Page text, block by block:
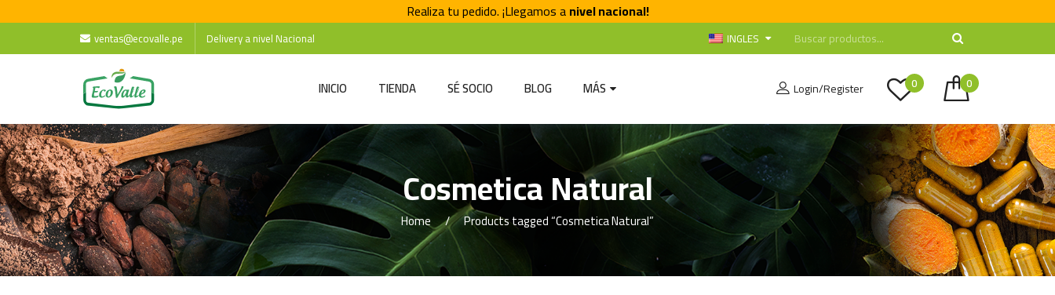
Realiza tu pedido. ¡Llegamos anivel nacional!
ventas@ecovalle.pe Delivery a nivel Nacional INGLES
INICIO TIENDA SÉ SOCIO BLOG MÁS Login/Register 0 0
Cosmetica Natural
Home Products tagged “Cosmetica Natural”